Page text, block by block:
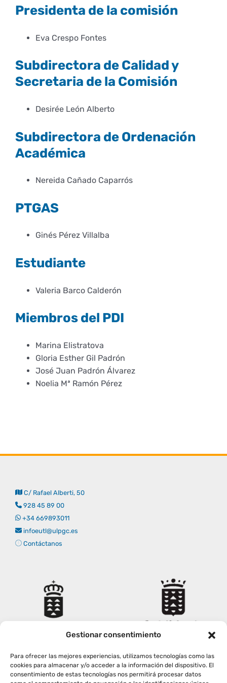
Gestionar consentimiento
Para ofrecer las mejores experiencias, utilizamos tecnologías como las
cookies para almacenar y/o acceder a la información del dispositivo. El
consentimiento de estas tecnologías nos permitirá procesar datos
Comisiones
Empresas
Renovación acreditación
Informes
Documentos
Impresos y formularios
Delegación de Estudiantes
Plan de acción tutorial
Derechos y deberes
Representantes
Primer Encuentro (2025)
Edición 2025 (UVL 2025)
Presidenta de la comisión
Eva Crespo Fontes
Subdirectora de Calidad y
Secretaria de la Comisión
Desirée León Alberto
Subdirectora de Ordenación
Académica
Nereida Cañado Caparrós
PTGAS
Ginés Pérez Villalba
Estudiante
Valeria Barco Calderón
Miembros del PDI
Marina Elistratova
Gloria Esther Gil Padrón
José Juan Padrón Álvarez
Noelia Mª Ramón Pérez
C/ Rafael Alberti, 50
928 45 89 00
+34 669893011
infoeutl@ulpgc.es
Contáctanos